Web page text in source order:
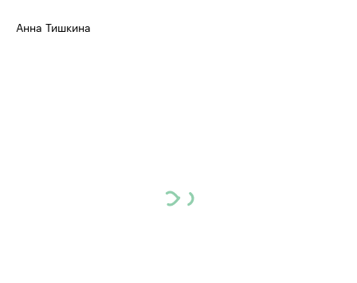
Анна Тишкина